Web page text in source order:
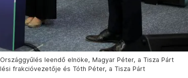
leendő elnöke, Magyar Péter, a Tisza Párt
frakcióvezetője és Tóth Péter, a Tisza Párt